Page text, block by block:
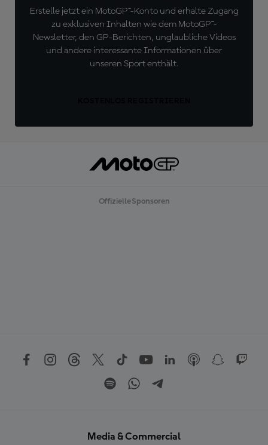
Erstelle jetzt ein MotoGP™-Konto und erhalte Zugang
zu exklusiven Inhalten wie dem MotoGP™-
Newsletter, den GP-Berichten, unglaubliche Videos
und andere interessante Informationen über
unseren Sport enthält.
Offizielle Sponsoren
Media & Commercial